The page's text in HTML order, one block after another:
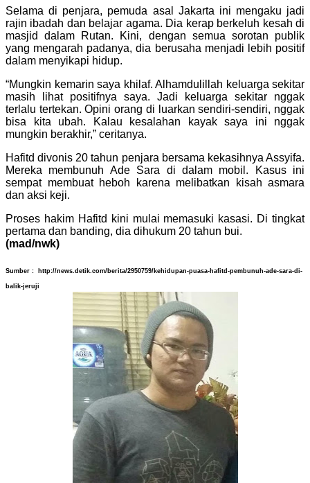
Selama di penjara, pemuda asal Jakarta ini mengaku jadi
rajin ibadah dan belajar agama. Dia kerap berkeluh kesah di
masjid dalam Rutan. Kini, dengan semua sorotan publik
yang mengarah padanya, dia berusaha menjadi lebih positif
dalam menyikapi hidup.
“Mungkin kemarin saya khilaf. Alhamdulillah keluarga sekitar
masih lihat positifnya saya. Jadi keluarga sekitar nggak
terlalu tertekan. Opini orang di luarkan sendiri-sendiri, nggak
bisa kita ubah. Kalau kesalahan kayak saya ini nggak
mungkin berakhir,” ceritanya.
Hafitd divonis 20 tahun penjara bersama kekasihnya Assyifa.
Mereka membunuh Ade Sara di dalam mobil. Kasus ini
sempat membuat heboh karena melibatkan kisah asmara
dan aksi keji.
Proses hakim Hafitd kini mulai memasuki kasasi. Di tingkat
pertama dan banding, dia dihukum 20 tahun bui.
(mad/nwk)
Sumber : http://news.detik.com/berita/2950759/kehidupan-puasa-hafitd-pembunuh-ade-sara-di-
balik-jeruji